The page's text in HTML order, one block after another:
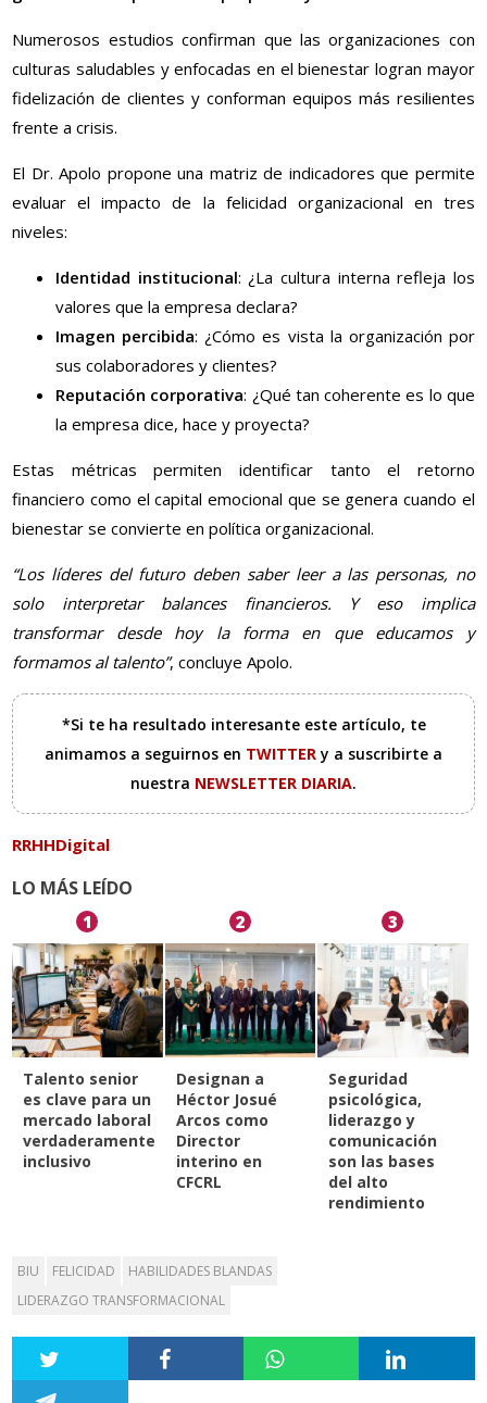
Numerosos estudios confirman que las organizaciones con
culturas saludables y enfocadas en el bienestar logran mayor
fidelización de clientes y conforman equipos más resilientes
frente a crisis.
El Dr. Apolo propone una matriz de indicadores que permite
evaluar el impacto de la felicidad organizacional en tres
niveles:
Identidad institucional: ¿La cultura interna refleja los
valores que la empresa declara?
Imagen percibida: ¿Cómo es vista la organización por
sus colaboradores y clientes?
Reputación corporativa: ¿Qué tan coherente es lo que
la empresa dice, hace y proyecta?
Estas métricas permiten identificar tanto el retorno
financiero como el capital emocional que se genera cuando el
bienestar se convierte en política organizacional.
“Los líderes del futuro deben saber leer a las personas, no
solo interpretar balances financieros. Y eso implica
transformar desde hoy la forma en que educamos y
formamos al talento”, concluye Apolo.
*Si te ha resultado interesante este artículo, te
animamos a seguirnos en TWITTERy a suscribirte a
nuestra NEWSLETTER DIARIA.
RRHHDigital
LO MÁS LEÍDO
1
Talento senior
es clave para un
mercado laboral
verdaderamente
inclusivo
2
Designan a
Héctor Josué
Arcos como
Director
interino en
CFCRL
3
Seguridad
psicológica,
liderazgo y
comunicación
son las bases
del alto
rendimiento
BIU FELICIDAD
HABILIDADES BLANDAS
LIDERAZGO TRANSFORMACIONAL